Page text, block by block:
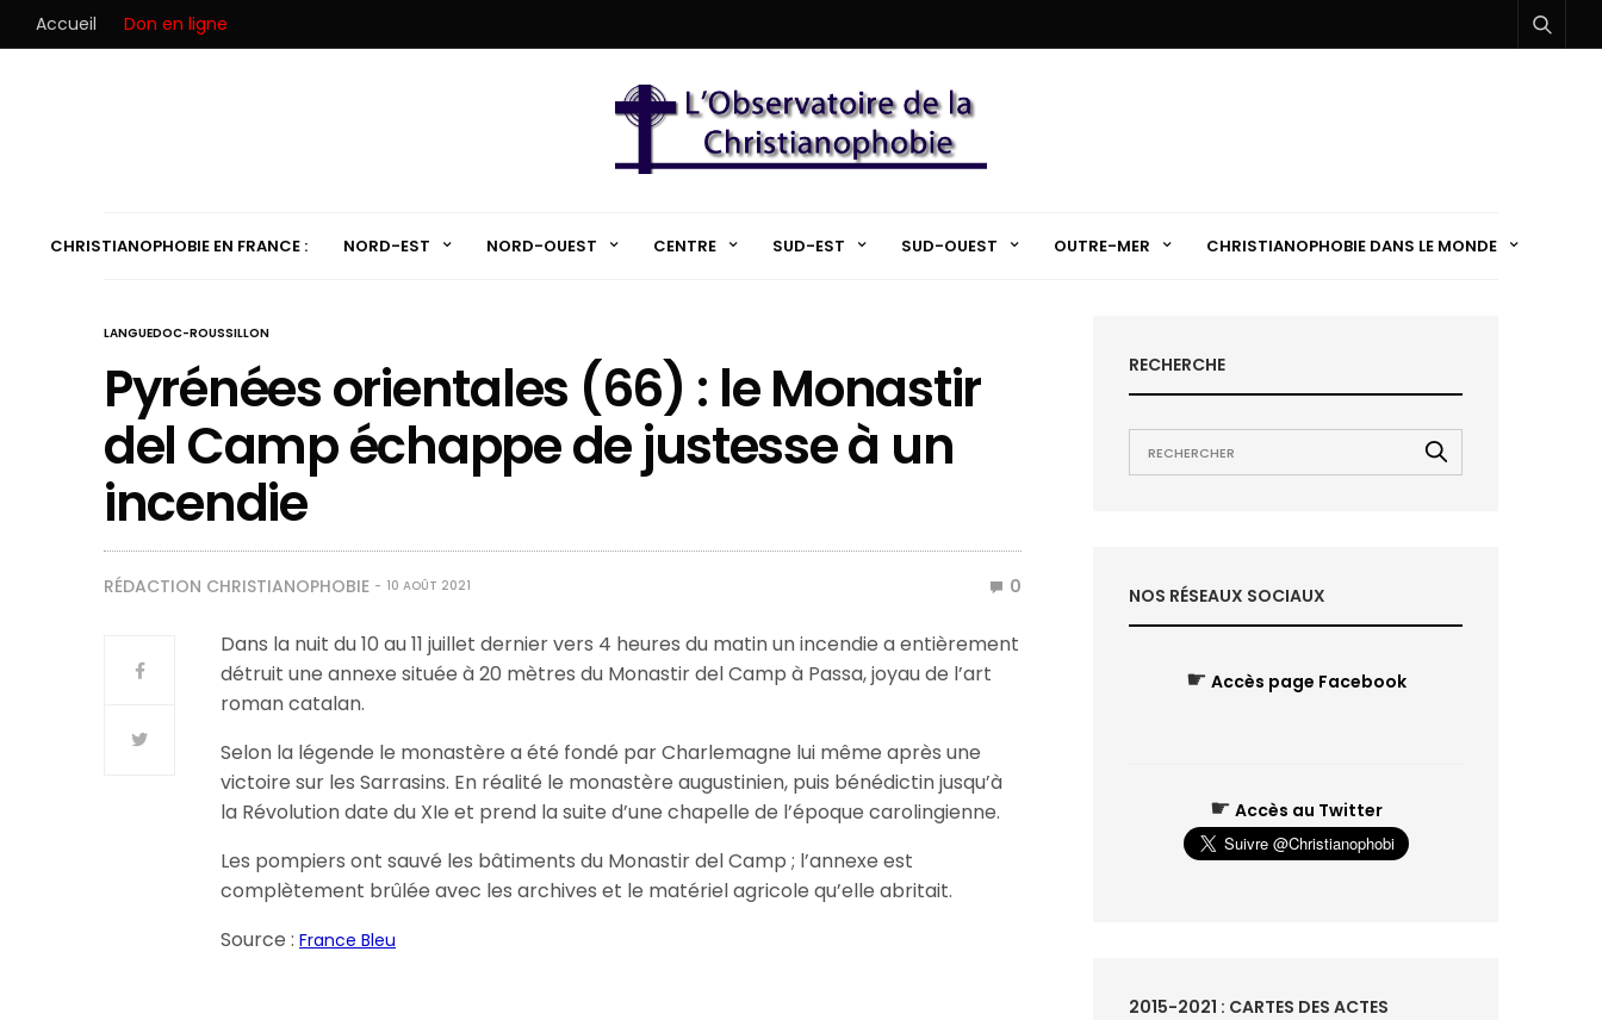
Accueil Don en ligne
CHRISTIANOPHOBIE EN FRANCE : NORD-EST NORD-OUEST CENTRE SUD-EST SUD-OUEST OUTRE-MER CHRISTIANOPHOBIE DANS LE MONDE
LANGUEDOC-ROUSSILLON
Pyrénées orientales (66) : le Monastir
del Camp échappe de justesse à un
incendie
RÉDACTION CHRISTIANOPHOBIE 10 AOÛT 2021 0
Dans la nuit du 10 au 11 juillet dernier vers 4 heures du matin un incendie a entièrement
détruit une annexe située à 20 mètres du Monastir del Camp à Passa, joyau de l’art
roman catalan.
Selon la légende le monastère a été fondé par Charlemagne lui même après une
victoire sur les Sarrasins. En réalité le monastère augustinien, puis bénédictin jusqu’à
la Révolution date du XIe et prend la suite d’une chapelle de l’époque carolingienne.
Les pompiers ont sauvé les bâtiments du Monastir del Camp ; l’annexe est
complètement brûlée avec les archives et le matériel agricole qu’elle abritait.
Source :France Bleu
RECHERCHE
NOS RÉSEAUX SOCIAUX
☛ Accès page Facebook
☛ Accès au Twitter
2015-2021 : CARTES DES ACTES